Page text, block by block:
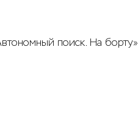
поиск. На борту»